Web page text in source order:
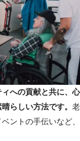
への貢献と共に、心
らしい方法です。 老
ントの手伝いなど、